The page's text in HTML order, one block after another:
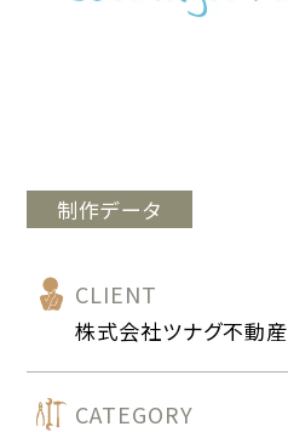
制作データ
CLIENT
株式会社ツナグ不動産
CATEGORY